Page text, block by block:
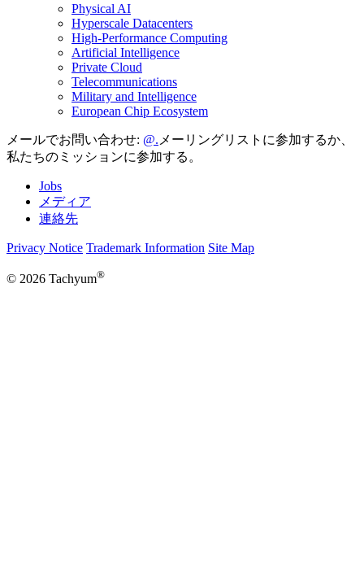
Physical AI
Hyperscale Datacenters
High-Performance Computing
Artificial Intelligence
Private Cloud
Telecommunications
Military and Intelligence
European Chip Ecosystem
メールでお問い合わせ:
メーリングリストに参加するか、
私たちのミッションに参加する。
Jobs
メディア
連絡先
Privacy Notice Trademark Information Site Map
© 2026 Tachyum®